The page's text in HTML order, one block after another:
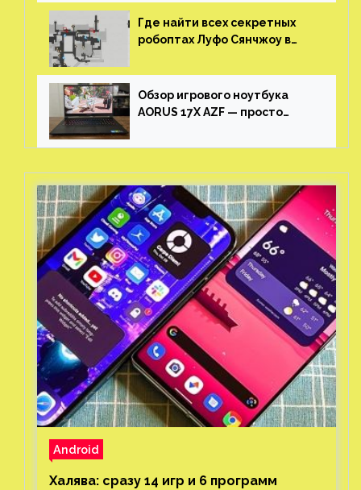
Где найти всех секретных
робоптах Луфо Сянчжоу в
Обзор игрового ноутбука
AORUS 17X AZF — просто
Android
Халява: сразу 14 игр и 6 программ